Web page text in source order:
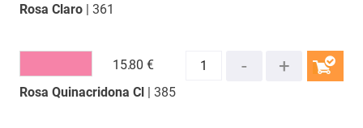
Rosa Claro| 361
Rosa Quinacridona Cl | 385
15.80 €